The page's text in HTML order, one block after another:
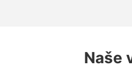
Naše